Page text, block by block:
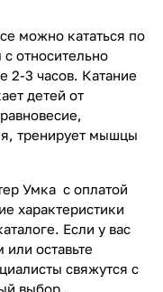
можно кататься по
относительно
2-3 часов. Катание
детей от
тренирует мышцы
Умка с оплатой
характеристики
Если у вас
оставьте
свяжутся с
выбор.